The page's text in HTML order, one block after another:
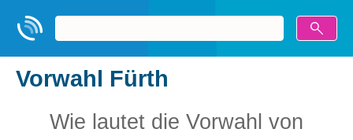
Vorwahl Fürth
Wie lautet die Vorwahl von